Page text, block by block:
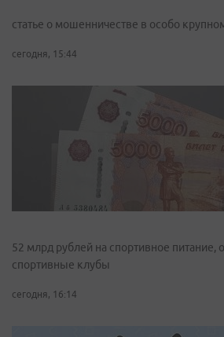
статье о мошенничестве в особо
сегодня, 15:44
52 млрд рублей на спортивное питание,
спортивные клубы
сегодня, 16:14